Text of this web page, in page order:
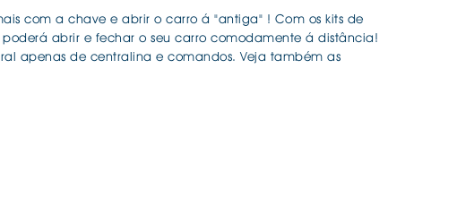
com a chave e abrir o carro á "antiga" ! Com os kits de
abrir e fechar o seu carro comodamente á distância!
apenas de centralina e comandos. Veja também as